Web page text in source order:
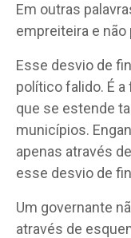
Em outras
empreiteira e não
Esse desvio de
político falido. É
que se estende
municípios.
apenas através
esse desvio de
Um governante
através de